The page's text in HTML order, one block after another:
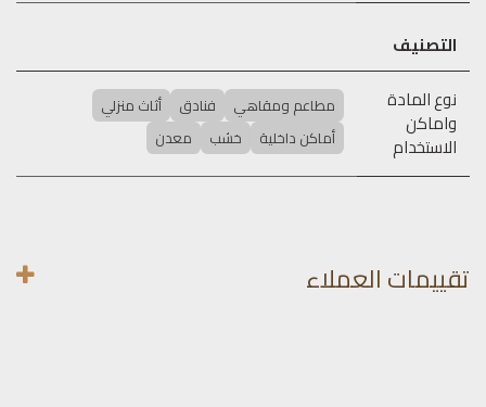
التصنيف
نوع المادة
واماكن
الاستخدام
مطاعم ومقاهي فنادق
أثاث منزلي
أماكن داخلية
خشب معدن
تقييمات العملاء